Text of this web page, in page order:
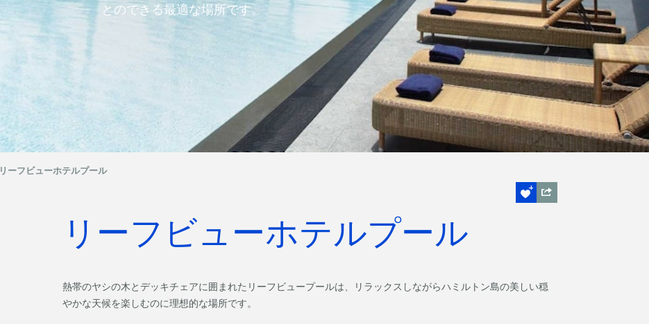
とのできる最適な場所です。
リーフビューホテルプール
リーフビューホテルプール
熱帯のヤシの木とデッキチェアに囲まれたリーフビュープールは、リラックスしながらハミルトン島の美しい穏
やかな天候を楽しむのに理想的な場所です。